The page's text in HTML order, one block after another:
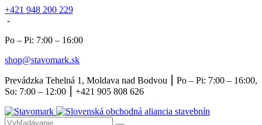
+421 948 200 229
-
Po – Pi: 7:00 – 16:00
shop@stavomark.sk
Prevádzka Tehelná 1, Moldava nad Bodvou ⎮ Po – Pi: 7:00 – 16:00,
So: 7:00 – 12:00 ⎮ +421 905 808 626